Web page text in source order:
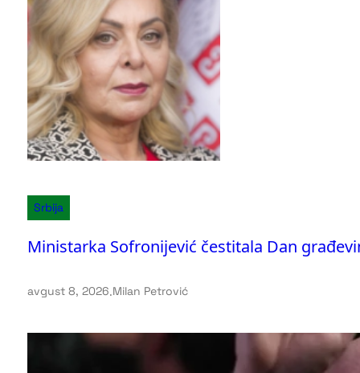
Srbija
Ministarka Sofronijević čestitala Dan
avgust 8, 2026.Milan Petrović